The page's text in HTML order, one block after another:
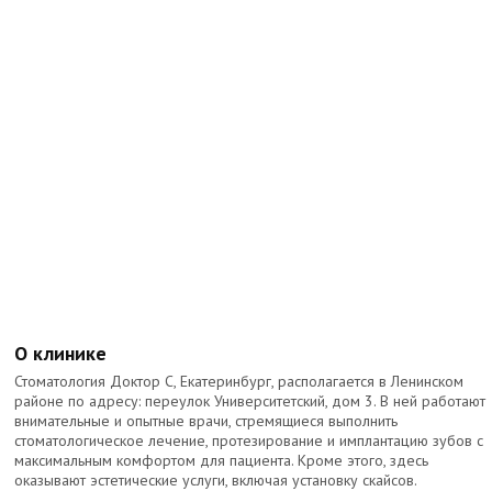
О клинике
Стоматология Доктор С, Екатеринбург, располагается в Ленинском
районе по адресу: переулок Университетский, дом 3. В ней работают
внимательные и опытные врачи, стремящиеся выполнить
стоматологическое лечение, протезирование и имплантацию зубов с
максимальным комфортом для пациента. Кроме этого, здесь
оказывают эстетические услуги, включая установку скайсов.